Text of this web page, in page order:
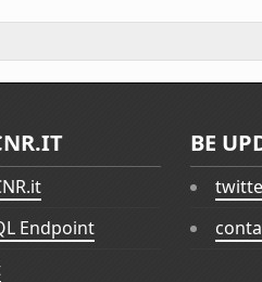
Endpoint
BE